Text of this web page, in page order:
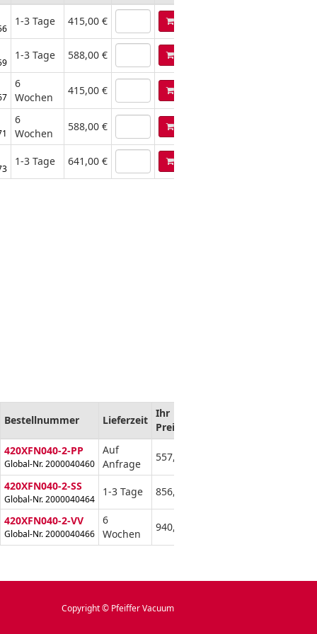
1-3 Tage 415,00 €
1-3 Tage 588,00 €
6
Wochen
415,00 €
6
Wochen
588,00 €
1-3 Tage 641,00 €
Bestellnummer Lieferzeit
Ihr
Preis
420XFN040-2-PP
Global-Nr. 2000040460
Auf
Anfrage
557,00 €
420XFN040-2-SS
Global-Nr. 2000040464
1-3 Tage 856,00 €
420XFN040-2-VV
Global-Nr. 2000040466
6
Wochen
940,00 €
Copyright © Pfeiffer Vacuum